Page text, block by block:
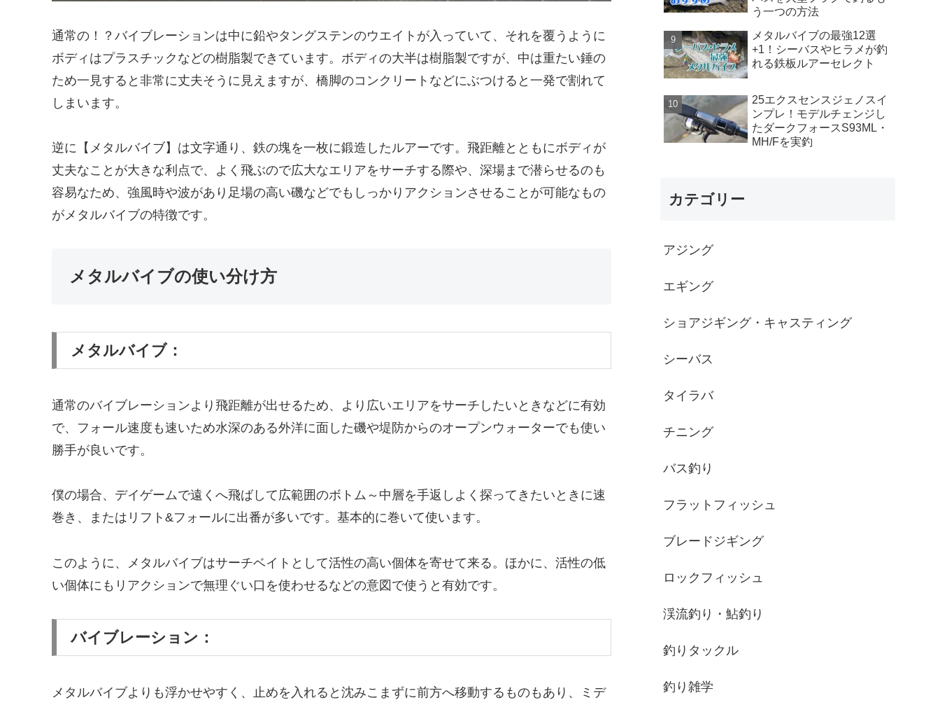
通常の！？バイブレーションは中に鉛やタングステンのウエイトが入っていて、それを覆うように
ボディはプラスチックなどの樹脂製できています。ボディの大半は樹脂製ですが、中は重たい錘の
ため一見すると非常に丈夫そうに見えますが、橋脚のコンクリートなどにぶつけると一発で割れて
しまいます。
逆に【メタルバイブ】は文字通り、鉄の塊を一枚に鍛造したルアーです。飛距離とともにボディが
丈夫なことが大きな利点で、よく飛ぶので広大なエリアをサーチする際や、深場まで潜らせるのも
容易なため、強風時や波があり足場の高い磯などでもしっかりアクションさせることが可能なもの
がメタルバイブの特徴です。
メタルバイブの使い分け方
メタルバイブ：
通常のバイブレーションより飛距離が出せるため、より広いエリアをサーチしたいときなどに有効
で、フォール速度も速いため水深のある外洋に面した磯や堤防からのオープンウォーターでも使い
勝手が良いです。
僕の場合、デイゲームで遠くへ飛ばして広範囲のボトム～中層を手返しよく探ってきたいときに速
巻き、またはリフト&フォールに出番が多いです。基本的に巻いて使います。
このように、メタルバイブはサーチベイトとして活性の高い個体を寄せて来る。ほかに、活性の低
い個体にもリアクションで無理ぐい口を使わせるなどの意図で使うと有効です。
バイブレーション：
メタルバイブよりも浮かせやすく、止めを入れると沈みこまずに前方へ移動するものもあり、ミデ
う一つの方法
メタルバイブの最強12選
+1！シーバスやヒラメが釣
れる鉄板ルアーセレクト
25エクスセンスジェノスイ
ンプレ！モデルチェンジし
たダークフォースS93ML・
MH/Fを実釣
カテゴリー
アジング
エギング
ショアジギング・キャスティング
シーバス
タイラバ
チニング
バス釣り
フラットフィッシュ
ブレードジギング
ロックフィッシュ
渓流釣り・鮎釣り
釣りタックル
釣り雑学